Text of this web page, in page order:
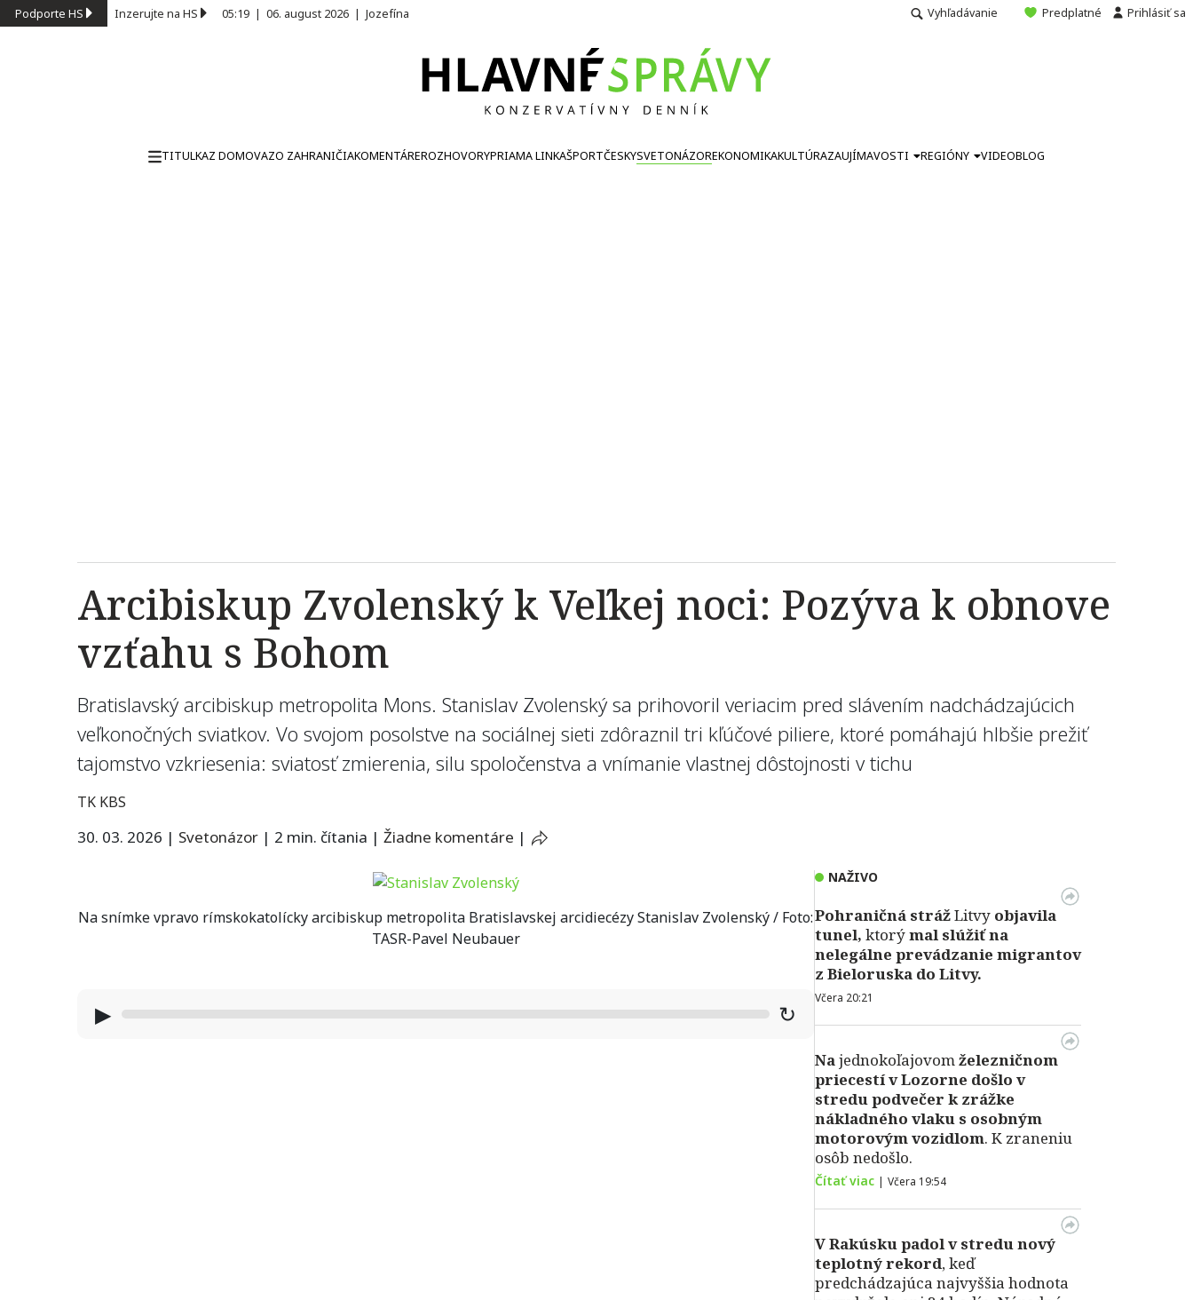
Podporte HS Inzerujte na HS 05:19 | 06. august 2026 | Jozefína Vyhľadávanie Predplatné Prihlásiť sa
TITULKAZ DOMOVAZO ZAHRANIČIAKOMENTÁREROZHOVORYPRIAMA LINKAŠPORTČESKYSVETONÁZOREKONOMIKAKULTÚRAZAUJÍMAVOSTI REGIÓNY VIDEOBLOG
Arcibiskup Zvolenský k Veľkej noci: Pozýva k obnove
vzťahu s Bohom
Bratislavský arcibiskup metropolita Mons. Stanislav Zvolenský sa prihovoril veriacim pred slávením nadchádzajúcich
veľkonočných sviatkov. Vo svojom posolstve na sociálnej sieti zdôraznil tri kľúčové piliere, ktoré pomáhajú hlbšie prežiť
tajomstvo vzkriesenia: sviatosť zmierenia, silu spoločenstva a vnímanie vlastnej dôstojnosti v tichu
TK KBS
30. 03. 2026 | Svetonázor | 2 min. čítania | Žiadne komentáre |
Na snímke vpravo rímskokatolícky arcibiskup metropolita Bratislavskej arcidiecézy Stanislav Zvolenský / Foto:
TASR-Pavel Neubauer
▶ ↻
NAŽIVO
Pohraničná strážLitvy objavila
tunel, ktorýmal slúžiť na
nelegálne prevádzanie migrantov
z Bieloruska do Litvy.
Včera 20:21
Najednokoľajovomželezničnom
priecestí v Lozorne došlo v
stredu podvečer k zrážke
nákladného vlaku s osobným
motorovým vozidlom. K zraneniu
osôb nedošlo.
Čítať viac | Včera 19:54
V Rakúsku padol v stredu nový
teplotný rekord, keď
predchádzajúca najvyššia hodnota